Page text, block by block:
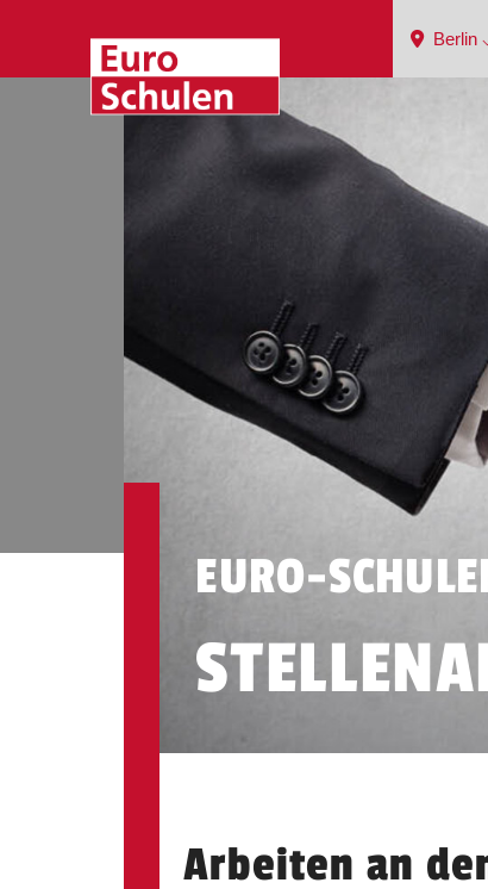
Berlin
EURO-
Arbeiten an